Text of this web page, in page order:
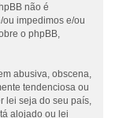
não é
impedimos e/ou
o phpBB,
abusiva, obscena,
tendenciosa ou
lei seja do seu país,
alojado ou lei